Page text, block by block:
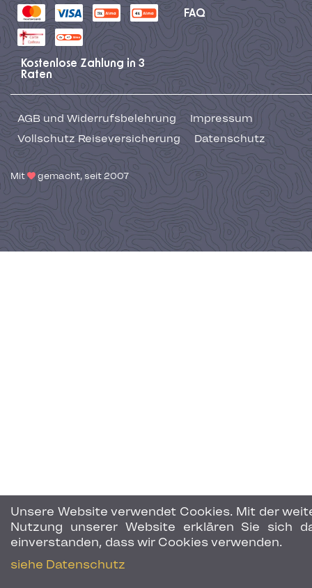
Unsere Website verwendet Cookies. Mit der
Nutzung unserer Website erklären Sie sich
einverstanden, dass wir Cookies verwenden.
siehe Datenschutz
FAQ
Kostenlose Zahlung in 3
Raten
AGB und Widerrufsbelehrung
Impressum
Vollschutz Reiseversicherung
Datenschutz
Mit gemacht, seit 2007